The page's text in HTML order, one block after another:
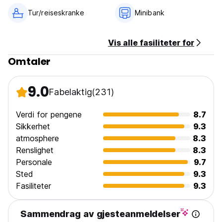
- Røykfritt
- HA DET GØY! (Auto-translated from original language)
Tur/reiseskranke Minibank
Vis alle fasiliteter for
Omtaler
9.0Fabelaktig(231)
Verdi for pengene
8.7
Sikkerhet
9.3
atmosphere
8.3
Renslighet
8.3
Personale
9.7
Sted
9.3
Fasiliteter
9.3
Sammendrag av gjesteanmeldelser